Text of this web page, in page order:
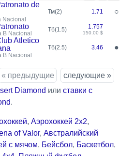
de
Nacional
Тм(2) 1.71 ○
B Nacional
Тб(1.5) 1.757
150.00 $
Atletico
B Nacional
Тб(2.5) 3.46 ●
« предыдущие
следующие »
Diamond или ставки с
.
, Аэрохоккей 2x2,
of Valor, Австралийский
с мячом, Бейсбол, Баскетбол,